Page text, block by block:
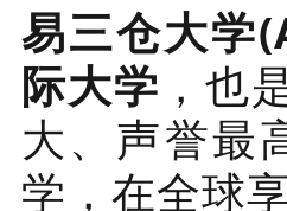
易三仓大学
际大学 ，也
大、声誉最
学，在全球